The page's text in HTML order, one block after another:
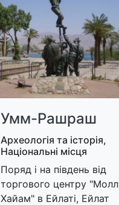
Умм-Рашраш
Археологія та історія,
Національні місця
Поряд і на південь від
торгового центру "Молл
Хайам" в Ейлаті, Ейлат